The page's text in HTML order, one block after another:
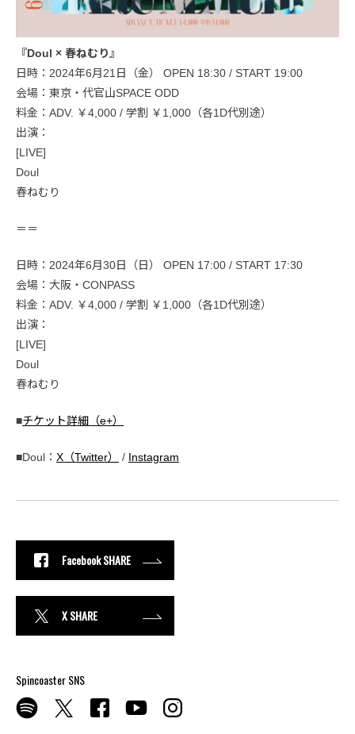
『Doul × 春ねむり』
日時：2024年6月21日（金） OPEN 18:30 / START 19:00
会場：東京・代官山SPACE ODD
料金：ADV. ￥4,000 / 学割 ￥1,000（各1D代別途）
出演：
[LIVE]
Doul
春ねむり
＝＝
日時：2024年6月30日（日） OPEN 17:00 / START 17:30
会場：大阪・CONPASS
料金：ADV. ￥4,000 / 学割 ￥1,000（各1D代別途）
出演：
[LIVE]
Doul
春ねむり
■チケット詳細（e+）
■Doul： X（Twitter） / Instagram
Facebook SHARE
X SHARE
Spincoaster SNS